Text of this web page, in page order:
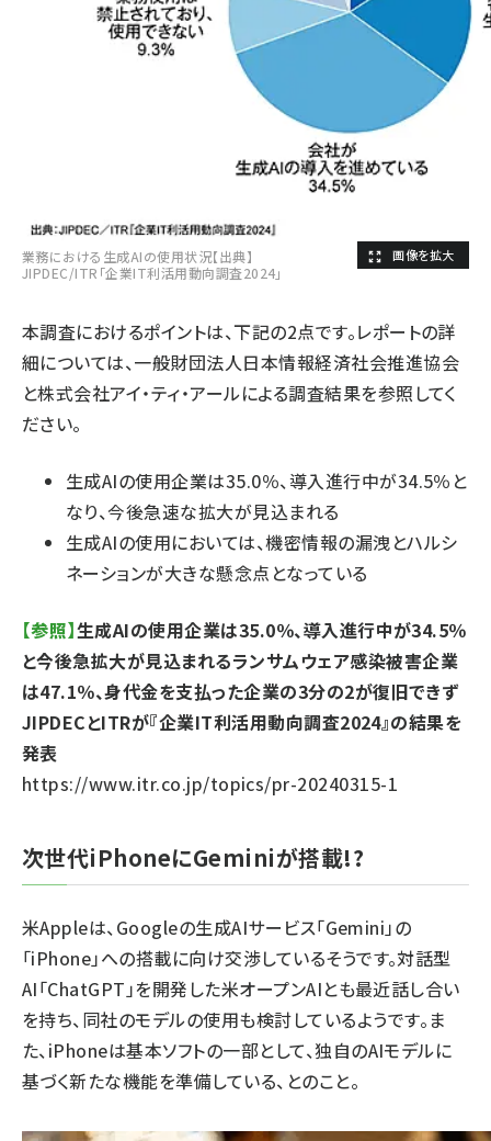
業務における生成AIの使用状況【出典】
JIPDEC/ITR「企業IT利活用動向調査2024」
本調査におけるポイントは、下記の2点です。レポートの詳
細については、一般財団法人日本情報経済社会推進協会
と株式会社アイ・ティ・アールによる調査結果を参照してく
ださい。
生成AIの使用企業は35.0％、導入進行中が34.5％と
なり、今後急速な拡大が見込まれる
生成AIの使用においては、機密情報の漏洩とハルシ
ネーションが大きな懸念点となっている
【参照】生成AIの使用企業は35.0％、導入進行中が34.5％
と今後急拡大が見込まれるランサムウェア感染被害企業
は47.1％、身代金を支払った企業の3分の2が復旧できず
JIPDECとITRが『企業IT利活用動向調査2024』の結果を
発表
https://www.itr.co.jp/topics/pr-20240315-1
次世代iPhoneにGeminiが搭載!?
米Appleは、Googleの生成AIサービス「Gemini」の
「iPhone」への搭載に向け交渉しているそうです。対話型
AI「ChatGPT」を開発した米オープンAIとも最近話し合い
を持ち、同社のモデルの使用も検討しているようです。ま
た、iPhoneは基本ソフトの一部として、独自のAIモデルに
基づく新たな機能を準備している、とのこと。